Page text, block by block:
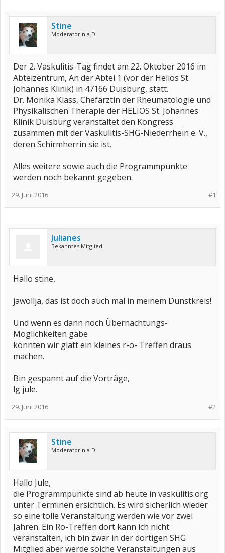
Stine
Moderatorin a.D.
Der 2. Vaskulitis-Tag findet am 22. Oktober 2016 im
Abteizentrum, An der Abtei 1 (vor der Helios St.
Johannes Klinik) in 47166 Duisburg, statt.
Dr. Monika Klass, Chefärztin der Rheumatologie und
Physikalischen Therapie der HELIOS St. Johannes
Klinik Duisburg veranstaltet den Kongress
zusammen mit der Vaskulitis-SHG-Niederrhein e. V.,
deren Schirmherrin sie ist.
Alles weitere sowie auch die Programmpunkte
werden noch bekannt gegeben.
#1
29. Juni 2016
Julianes
Bekanntes Mitglied
Hallo stine,
jawollja, das ist doch auch mal in meinem Dunstkreis!
Und wenn es dann noch Übernachtungs-
Möglichkeiten gäbe
könnten wir glatt ein kleines r-o- Treffen draus
machen.
Bin gespannt auf die Vorträge,
lg jule.
#2
29. Juni 2016
Stine
Moderatorin a.D.
Hallo Jule,
die Programmpunkte sind ab heute in vaskulitis.org
unter Terminen ersichtlich. Es wird sicherlich wieder
so eine tolle Veranstaltung werden wie vor zwei
Jahren. Ein Ro-Treffen dort kann ich nicht
veranstalten, ich bin zwar in der dortigen SHG
Mitglied aber werde solche Veranstaltungen aus